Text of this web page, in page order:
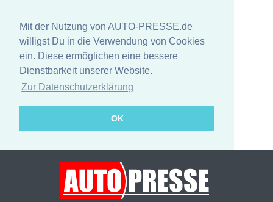
Mit der Nutzung von AUTO-PRESSE.de
willigst Du in die Verwendung von Cookies
ein. Diese ermöglichen eine bessere
Dienstbarkeit unserer Website.
Zur Datenschutzerklärung
OK